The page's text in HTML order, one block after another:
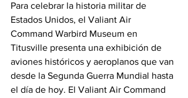
Para celebrar la historia militar de
Estados Unidos, el Valiant Air
Command Warbird Museum en
Titusville presenta una exhibición de
aviones históricos y aeroplanos que van
desde la Segunda Guerra Mundial hasta
el día de hoy. El Valiant Air Command